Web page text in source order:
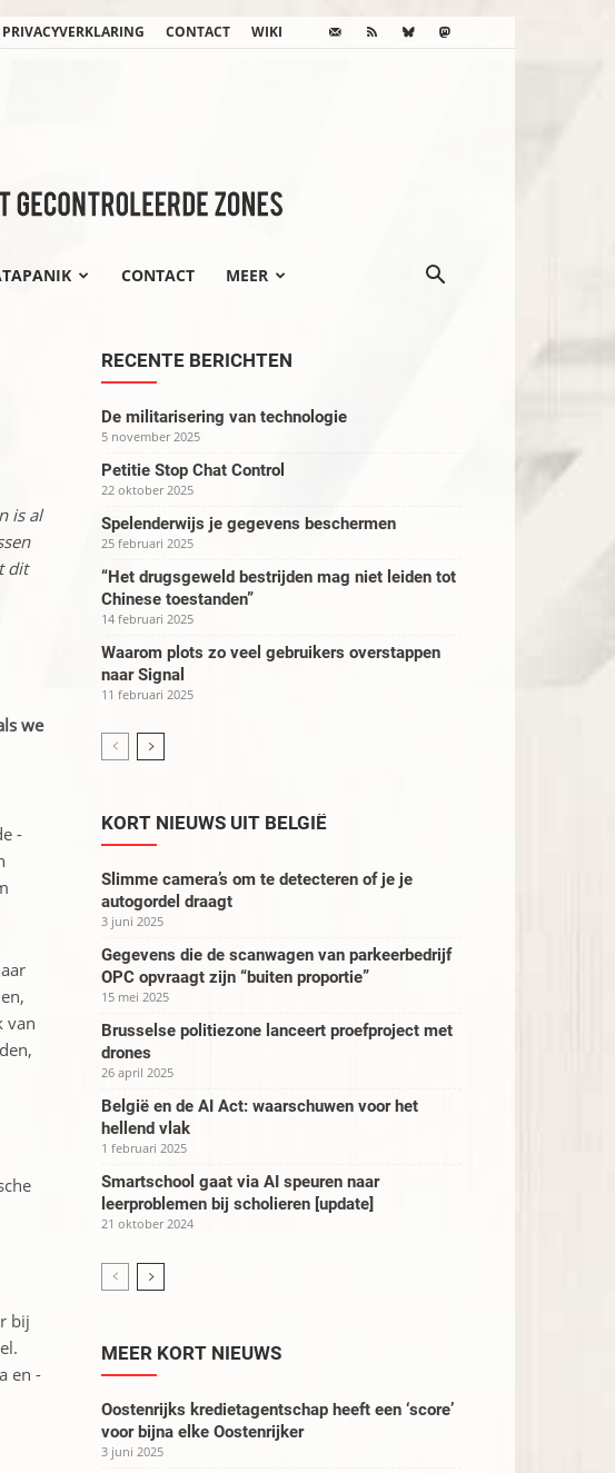
PRIVACYVERKLARING CONTACT WIKI
CONTACT MEER
is al
dit
we
van
bij
en
RECENTE BERICHTEN
De militarisering van technologie
5 november 2025
Petitie Stop Chat Control
22 oktober 2025
Spelenderwijs je gegevens beschermen
25 februari 2025
“Het drugsgeweld bestrijden mag niet leiden tot
Chinese toestanden”
14 februari 2025
Waarom plots zo veel gebruikers overstappen
naar Signal
11 februari 2025
KORT NIEUWS UIT BELGIË
Slimme camera’s om te detecteren of je je
autogordel draagt
3 juni 2025
Gegevens die de scanwagen van parkeerbedrijf
OPC opvraagt zijn “buiten proportie”
15 mei 2025
Brusselse politiezone lanceert proefproject met
drones
26 april 2025
België en de AI Act: waarschuwen voor het
hellend vlak
1 februari 2025
Smartschool gaat via AI speuren naar
leerproblemen bij scholieren [update]
21 oktober 2024
MEER KORT NIEUWS
Oostenrijks kredietagentschap heeft een ‘score’
voor bijna elke Oostenrijker
3 juni 2025